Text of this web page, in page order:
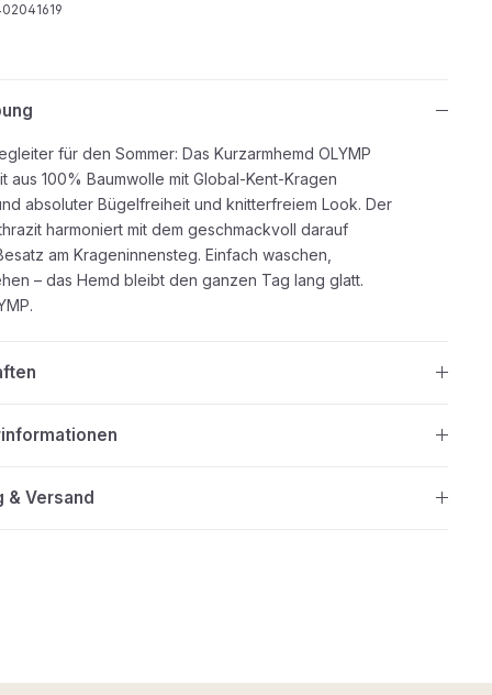
für den Sommer: Das Kurzarmhemd OLYMP
aus 100% Baumwolle mit Global-Kent-Kragen
absoluter Bügelfreiheit und knitterfreiem Look. Der
harmoniert mit dem geschmackvoll darauf
am Krageninnensteg. Einfach waschen,
– das Hemd bleibt den ganzen Tag lang glatt.
& Versand